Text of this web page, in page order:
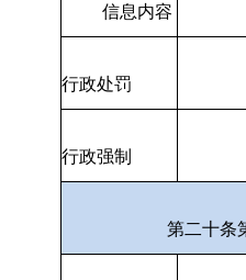
信息内容
行政处罚
行政强制
第二十条